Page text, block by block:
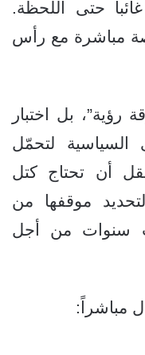
حتى اللحظة.
مباشرة مع رأس
رؤية”، بل اختبار
السياسية لتحمّل
أن تحتاج كتل
موقفها من
سنوات من أجل
مباشراً: